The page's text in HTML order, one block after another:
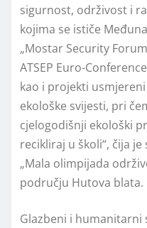
sigurnost, održivost i
kojima se ističe
„Mostar Security
ATSEP Euro-
kao i projekti
ekološke svijesti, pri
cjelogodišnji ekološki
recikliraj u školi“, čija
„Mala olimpijada
području Hutova blata.
Glazbeni i humanitarni